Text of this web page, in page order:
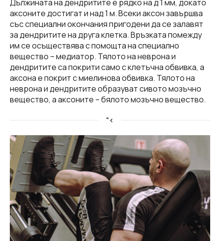
Дължината на дендритите е рядко на д 1 мм, докато
аксоните достигат и над 1 м. Всеки аксон завършва
със специални окончания пригодени да се залавят
за дендритите на друга клетка. Връзката помежду
им се осъществява с помощта на специално
вещество – медиатор. Тялото на неврона и
дендритите са покрити само с клетъчна обвивка, а
аксона е покрит с миелинова обвивка. Тялото на
неврона и дендритите образуват сивото мозъчно
вещество, а аксоните – бялото мозъчно вещество.
“<